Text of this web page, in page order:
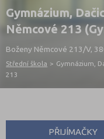
Gymnázium,
Němcové 213
Boženy Němcové 213/V,
Střední škola > Gymnázium,
213
PŘIJÍMAČKY